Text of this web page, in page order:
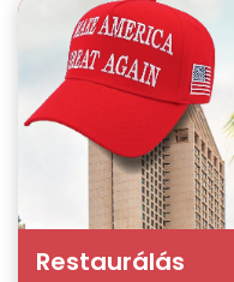
Restaurálás